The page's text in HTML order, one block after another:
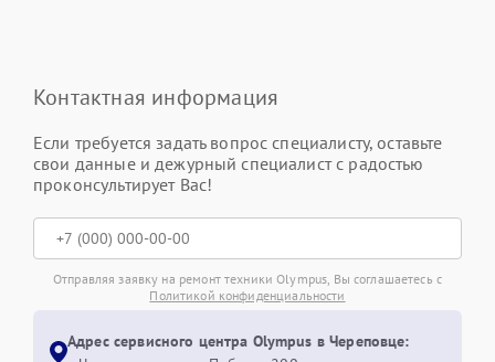
Контактная информация
Если требуется задать вопрос специалисту, оставьте
свои данные и дежурный специалист с радостью
проконсультирует Вас!
Отправляя заявку на ремонт техники Olympus, Вы соглашаетесь с
Политикой конфиденциальности
Адрес сервисного центра Olympus в Череповце: